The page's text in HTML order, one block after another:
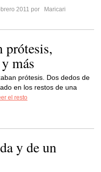
2011 por
Maricari
prótesis,
más
prótesis. Dos dedos de
en los restos de una
el resto
y de un